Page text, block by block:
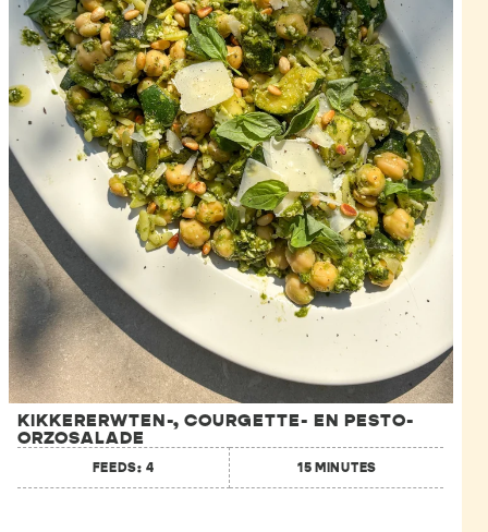
KIKKERERWTEN-, COURGETTE- EN PESTO-
ORZOSALADE
FEEDS: 4 15 MINUTES